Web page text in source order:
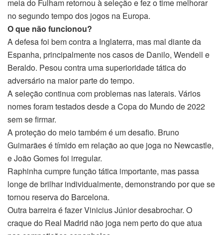
meia do Fulham retornou à seleção e fez o time melhorar
no segundo tempo dos jogos na Europa.
O que não funcionou?
A defesa foi bem contra a Inglaterra, mas mal diante da
Espanha, principalmente nos casos de Danilo, Wendell e
Beraldo. Pesou contra uma superioridade tática do
adversário na maior parte do tempo.
A seleção continua com problemas nas laterais. Vários
nomes foram testados desde a Copa do Mundo de 2022
sem se firmar.
A proteção do meio também é um desafio. Bruno
Guimarães é tímido em relação ao que joga no Newcastle,
e João Gomes foi irregular.
Raphinha cumpre função tática importante, mas passa
longe de brilhar individualmente, demonstrando por que se
tornou reserva do Barcelona.
Outra barreira é fazer Vinicius Júnior desabrochar. O
craque do Real Madrid não joga nem perto do que atua